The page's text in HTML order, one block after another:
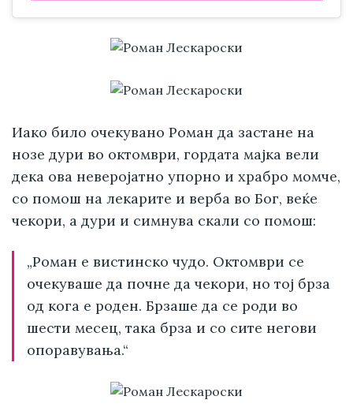
Иако било очекувано Роман да застане на
нозе дури во октомври, гордата мајка вели
дека ова неверојатно упорно и храбро момче,
со помош на лекарите и верба во Бог, веќе
чекори, а дури и симнува скали со помош:
„Роман е вистинско чудо. Октомври се
очекуваше да почне да чекори, но тој брза
од кога е роден. Брзаше да се роди во
шести месец, така брза и со сите негови
опоравувања.“